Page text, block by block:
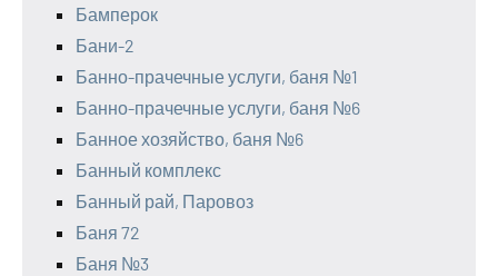
Бамперок
Бани-2
Банно-прачечные услуги, баня №1
Банно-прачечные услуги, баня №6
Банное хозяйство, баня №6
Банный комплекс
Банный рай, Паровоз
Баня 72
Баня №3